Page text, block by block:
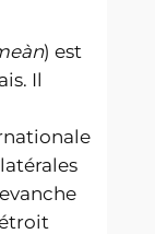
) est
Il